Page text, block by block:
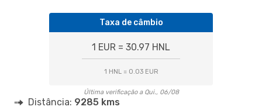
Taxa de câmbio
1 EUR = 30.97 HNL
1 HNL = 0.03 EUR
Última verificação a Qui., 06/08
Distância: 9285 kms